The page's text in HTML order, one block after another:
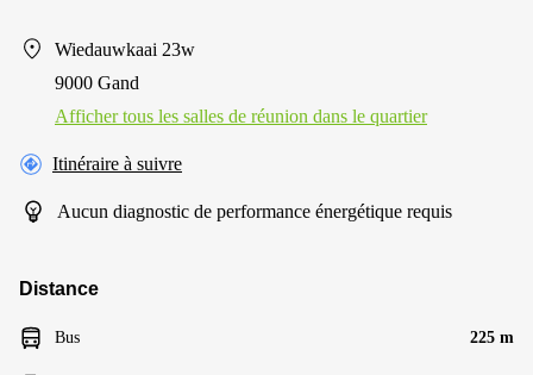
Wiedauwkaai 23w
9000 Gand
Afficher tous les salles de réunion dans le quartier
Itinéraire à suivre
Aucun diagnostic de performance énergétique requis
Distance
Bus 225 m